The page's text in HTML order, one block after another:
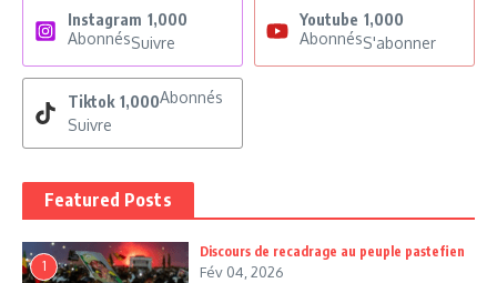
Instagram 1,000
AbonnésSuivre
Youtube 1,000
AbonnésS'abonner
Tiktok 1,000Abonnés
Suivre
Featured Posts
1
Discours de recadrage au peuple pastefien
Fév 04, 2026